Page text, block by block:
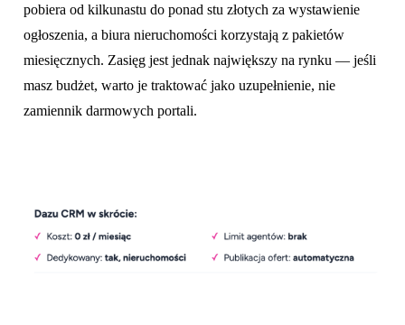
pobiera od kilkunastu do ponad stu złotych za wystawienie
ogłoszenia, a biura nieruchomości korzystają z pakietów
miesięcznych. Zasięg jest jednak największy na rynku — jeśli
masz budżet, warto je traktować jako uzupełnienie, nie
zamiennik darmowych portali.